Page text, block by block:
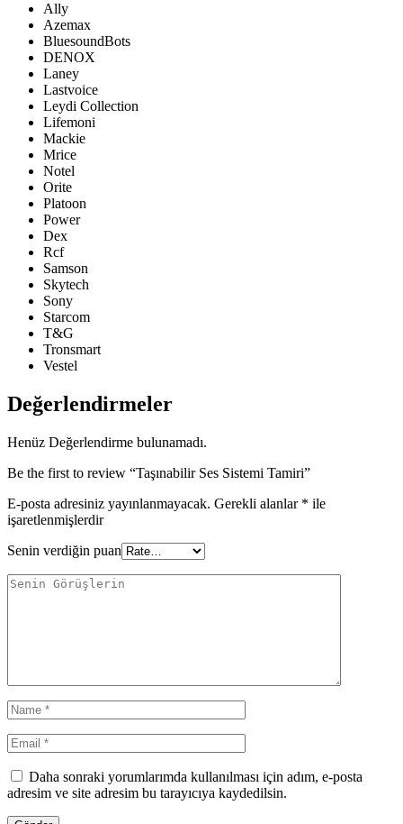
Ally
Azemax
BluesoundBots
DENOX
Laney
Lastvoice
Leydi Collection
Lifemoni
Mackie
Mrice
Notel
Orite
Platoon
Power
Dex
Rcf
Samson
Skytech
Sony
Starcom
T&G
Tronsmart
Vestel
Değerlendirmeler
Henüz Değerlendirme bulunamadı.
Be the first to review “Taşınabilir Ses Sistemi Tamiri”
E-posta adresiniz yayınlanmayacak. Gerekli alanlar * ile
işaretlenmişlerdir
Senin verdiğin puan
Daha sonraki yorumlarımda kullanılması için adım, e-posta
adresim ve site adresim bu tarayıcıya kaydedilsin.